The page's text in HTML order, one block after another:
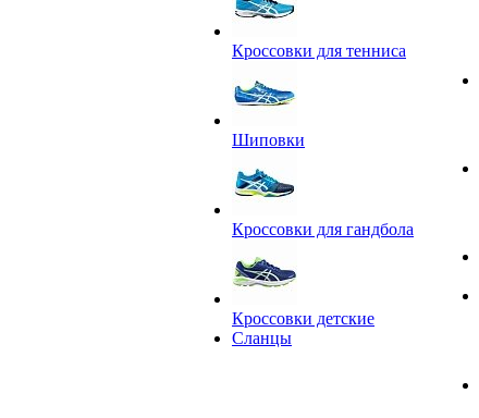
Кроссовки для тенниса
Шиповки
Кроссовки для гандбола
Кроссовки детские
Сланцы